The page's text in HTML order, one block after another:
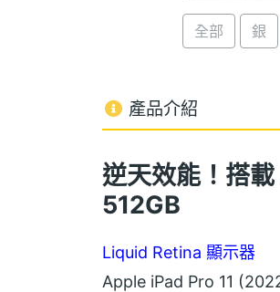
全部 銀
產品介紹
逆天效能！搭
512GB
Liquid Retina 顯示器
Apple iPad Pro 11